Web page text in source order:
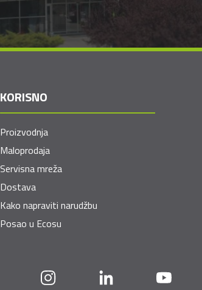
KORISNO
Proizvodnja
Maloprodaja
Servisna mreža
Dostava
Kako napraviti narudžbu
Posao u Ecosu